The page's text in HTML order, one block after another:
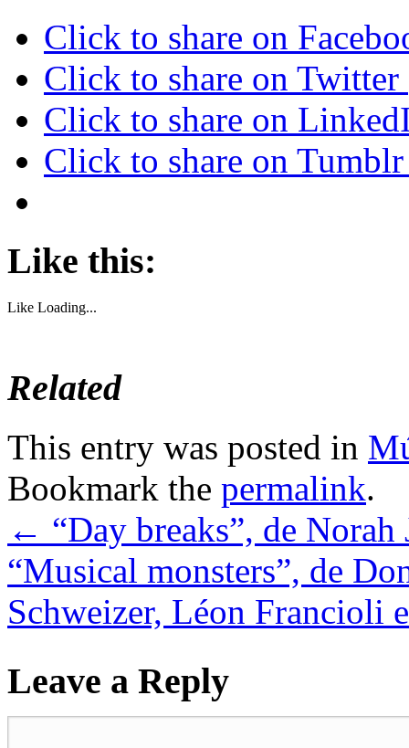
Click to share on
Click to share on
Click to share on
Click to share on
Like this:
Like Loading...
Related
This entry was posted in
Bookmark the permalink.
← “Day breaks”, de Norah
“Musical monsters”, de
Schweizer, Léon Francioli
Leave a Reply